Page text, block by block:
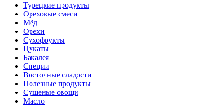
Турецкие продукты
Ореховые смеси
Мёд
Орехи
Сухофрукты
Цукаты
Бакалея
Специи
Восточные сладости
Полезные продукты
Сушеные овощи
Масло